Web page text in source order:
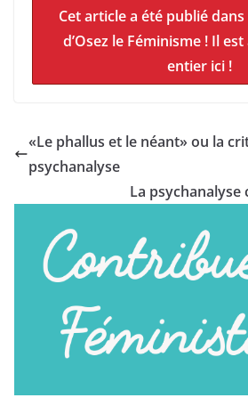
Cet article a été publié
d’Osez le Féminisme ! Il
entier ici !
«Le phallus et le néant» ou la
psychanalyse
La